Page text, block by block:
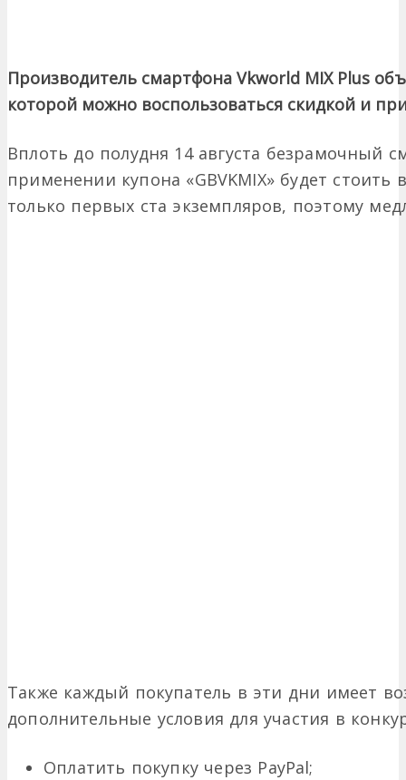
Производитель смартфона Vkworld MIX Plus
которой можно воспользоваться скидкой и
Вплоть до полудня 14 августа безрамочный
применении купона «GBVKMIX» будет стоить
только первых ста экземпляров, поэтому
Также каждый покупатель в эти дни имеет
дополнительные условия для участия в
Оплатить покупку через PayPal;